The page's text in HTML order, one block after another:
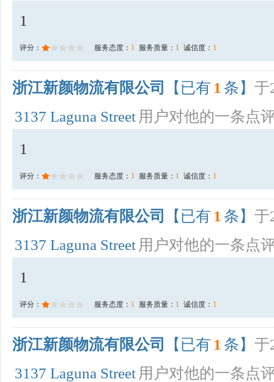
1
评分： 服务态度： 1 服务质量： 1 诚信度： 1
浙江新颜物流有限公司 【已有 1 条】 于
3137 Laguna Street 用户对他的一条点
1
评分： 服务态度： 1 服务质量： 1 诚信度： 1
浙江新颜物流有限公司 【已有 1 条】 于
3137 Laguna Street 用户对他的一条点
1
评分： 服务态度： 1 服务质量： 1 诚信度： 1
浙江新颜物流有限公司 【已有 1 条】 于
3137 Laguna Street 用户对他的一条点